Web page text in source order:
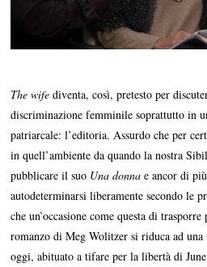
The wife diventa, così, pretesto per
discriminazione femminile soprattutto in
patriarcale: l’editoria. Assurdo che per
in quell’ambiente da quando la nostra
pubblicare il suo Una donna e ancor di
autodeterminarsi liberamente secondo le
che un’occasione come questa di
romanzo di Meg Wolitzer si riduca ad
oggi, abituato a tifare per la libertà di